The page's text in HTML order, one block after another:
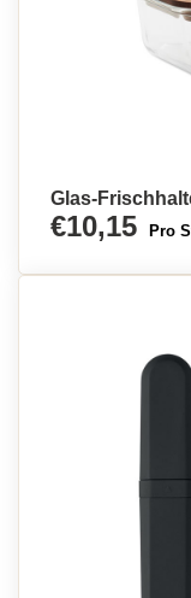
Glas-
€10,15 Pro